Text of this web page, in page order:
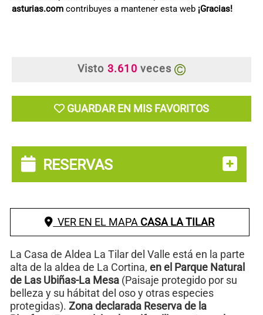
asturias.com contribuyes a mantener esta web ¡Gracias!
Visto 3.610 veces
GUARDAR EN MIS FAVORITOS
RESERVAS
VER EN EL MAPA CASA LA TILAR
La Casa de Aldea La Tilar del Valle está en la parte
alta de la aldea de La Cortina, en el Parque Natural
de Las Ubiñas-La Mesa (Paisaje protegido por su
belleza y su hábitat del oso y otras especies
protegidas). Zona declarada Reserva de la